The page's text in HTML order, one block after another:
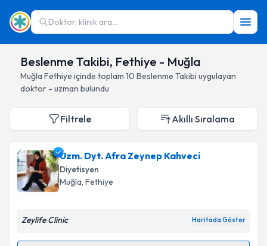
Doktor, klinik ara...
Beslenme Takibi, Fethiye - Muğla
Muğla Fethiye içinde toplam 10 Beslenme Takibi uygulayan
doktor - uzman bulundu
Filtrele Akıllı Sıralama
Uzm. Dyt. Afra Zeynep Kahveci
Diyetisyen
Muğla, Fethiye
Zeylife Clinic Haritada Göster